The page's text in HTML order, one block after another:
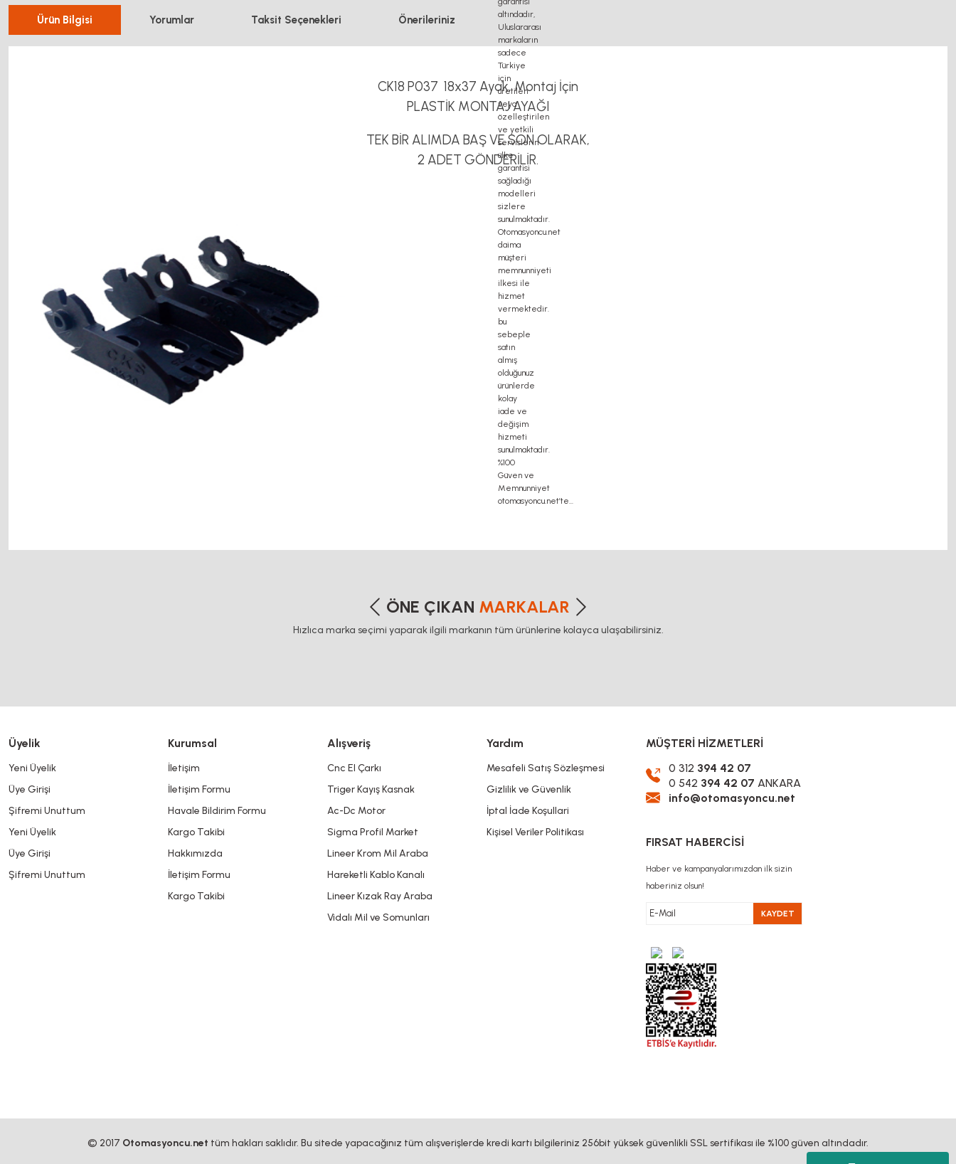
Ürün Bilgisi Yorumlar Taksit Seçenekleri Önerileriniz
CK18 P037 18x37 Ayak, Montaj İçin
PLASTİK MONTAJ AYAĞI
TEK BİR ALIMDA BAŞ VE SON OLARAK,
2 ADET GÖNDERİLİR.
ÖNE ÇIKAN MARKALAR
Hızlıca marka seçimi yaparak ilgili markanın tüm ürünlerine kolayca ulaşabilirsiniz.
Üyelik
Yeni Üyelik
Üye Girişi
Şifremi Unuttum
Yeni Üyelik
Üye Girişi
Şifremi Unuttum
Kurumsal
İletişim
İletişim Formu
Havale Bildirim Formu
Kargo Takibi
Hakkımızda
İletişim Formu
Kargo Takibi
Alışveriş
Cnc El Çarkı
Triger Kayış Kasnak
Ac-Dc Motor
Sigma Profil Market
Lineer Krom Mil Araba
Hareketli Kablo Kanalı
Lineer Kızak Ray Araba
Vidalı Mil ve Somunları
Yardım
Mesafeli Satış Sözleşmesi
Gizlilik ve Güvenlik
İptal İade Koşullari
Kişisel Veriler Politikası
MÜŞTERİ HİZMETLERİ
0 312 394 42 07
0 542 394 42 07 ANKARA
info@otomasyoncu.net
FIRSAT HABERCİSİ
Haber ve kampanyalarımızdan ilk sizin
haberiniz olsun!
KAYDET
© 2017 Otomasyoncu.net tüm hakları saklıdır. Bu sitede yapacağınız tüm alışverişlerde kredi kartı bilgileriniz 256bit yüksek güvenlikli SSL sertifikası ile %100 güven altındadır.